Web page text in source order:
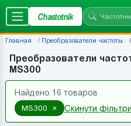
Chastotnik
Главная Преобразователи частоты
Преобразователи
MS300
Найдено 16 товаров
MS300
× Скинути фільтри